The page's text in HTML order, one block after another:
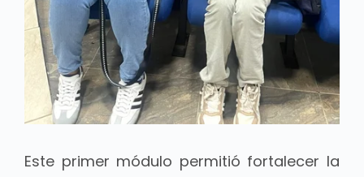
Este primer módulo permitió fortalecer la